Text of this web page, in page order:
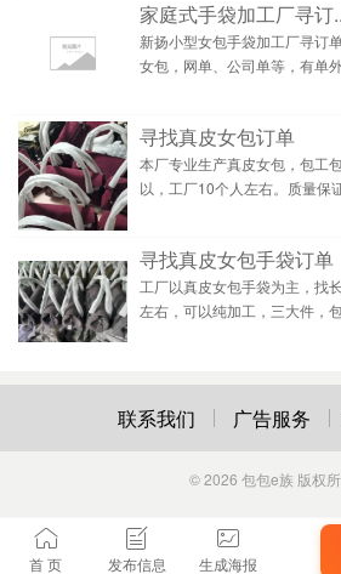
家庭式手袋加工厂寻订..
新扬小型女包手袋加工厂寻订
女包，网单、公司单等，有单
寻找真皮女包订单
本厂专业生产真皮女包，包工
以，工厂10个人左右。质量保
寻找真皮女包手袋订单
工厂以真皮女包手袋为主，找
左右，可以纯加工，三大件，
首 页 发布信息 生成海报
联系我们 广告服务
© 2026 包包e族版权